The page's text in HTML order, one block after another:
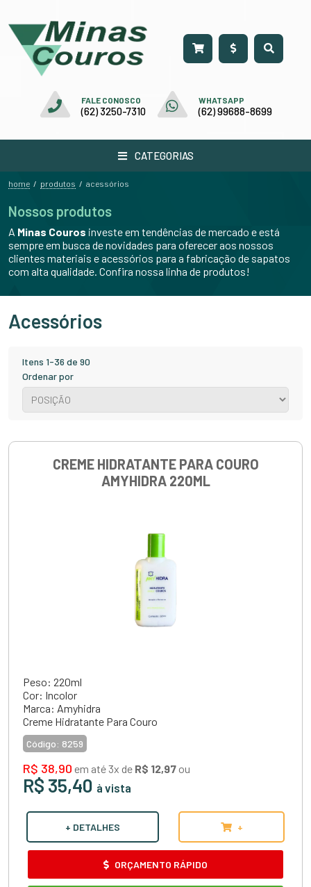
FALE CONOSCO
(62) 3250-7310
WHATSAPP
(62) 99688-8699
CATEGORIAS
home / produtos / acessórios
Nossos produtos
A Minas Couros investe em tendências de mercado e está
sempre em busca de novidades para oferecer aos nossos
clientes materiais e acessórios para a fabricação de sapatos
com alta qualidade. Confira nossa linha de produtos!
Acessórios
Itens 1-36 de 90
Ordenar por
CREME HIDRATANTE PARA COURO
AMYHIDRA 220ML
Peso: 220ml
Cor: Incolor
Marca: Amyhidra
Creme Hidratante Para Couro
Código: 8259
R$ 38,90 em até 3x de R$ 12,97 ou
R$ 35,40 à vista
+ DETALHES +
ORÇAMENTO RÁPIDO